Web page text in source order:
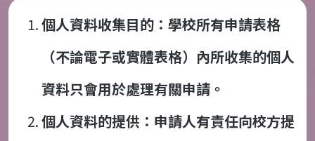
個人資料收集目的：學校所有申請表格
（不論電子或實體表格）內所收集的個人
資料只會用於處理有關申請。
個人資料的提供：申請人有責任向校方提